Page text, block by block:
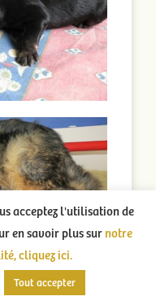
acceptez l'utilisation de
en savoir plus surnotre
cliquez ici.
Tout accepter